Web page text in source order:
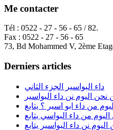
Me contacter
Tél : 0522 - 27 - 56 - 65 / 82.
Fax : 0522 - 27 - 56 - 65
73, Bd Mohammed V, 2ème
Derniers articles
داء البواسير الجزء الثاني
نحن اليوم نن داء البواسير
من داء ابو اسير ؟ يتابع
اليوم من داء البواسي يتابع
اليوم نن داء البواسير يتابع